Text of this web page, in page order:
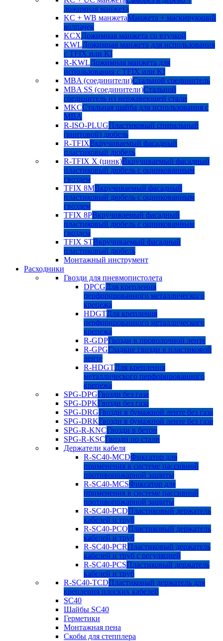
дожимная манжета
KC + WB манжетаМанжета + маскирующий
колпачек
KCXДожимная манжета со втулкой
KWLДожимная манжета для использования
с TFIX или KI
R-KWLДожимная манжета для
использования с TFIX или KI
MBA (соединители)Стальной соединитель
MBA SS (соединители)Стальной
соединитель из нержавеющей стали
MKCСтальная шайба для использования с
MBA
R-ISO-PLUGПластиковый спиральный
(винтовой) дюбель
R-TFIXВкручиваемый фасадный
пластиковый дюбель
R-TFIX X (цинк)Вкручиваемый фасадный
пластиковый дюбель с оцинкованным
гвоздем
TFIX 8MВкручиваемый фасадный
пластиковый дюбель с оцинкованным
гвоздем
TFIX 8PВкручиваемый фасадный
пластиковый дюбель с оцинкованным
гвоздем
TFIX STВкручиваемый фасадный
пластиковый дюбель
Монтажный инструмент
Расходники
Гвозди для пневмопистолета
DPCGДля крепления
перфорированного металлического
крепежа
HDGTДля крепления
перфорированного металлического
крепежа
R-GDPГвозди в проволочной ленте
R-GPGГладкие гвозди в пластиковой
ленте
R-HDGTДля крепления
металлического перфорированного
крепежа
SPG-DPGГвозди без газа
SPG-DPKГвозди без газа
SPG-DRGГвозди в бумажной ленте без газа
SPG-DRKГвозди в бумажной ленте без газа
SPG-R-KNCГвозди в бетон
SPG-R-KSCГвозди по стали
Держатели кабеля
R-SC40-MCDФиксатор для
применения в системе пассивной
противопожарной защиты
R-SC40-MCSФиксатор для
применения в системе пассивной
противопожарной защиты
R-SC40-PCDПластиковый держатель
кабелей и труб
R-SC40-PCOПластиковый держатель
кабелей и труб
R-SC40-PCRПластиковый держатель
кабелей и труб с регуляцией
R-SC40-PCSПластиковый держатель
кабелей и труб
R-SC40-TCDПластиковый держатель для
крепления плоских кабелей
SC40
Шайбы SC40
Герметики
Монтажная пена
Скобы для степплера